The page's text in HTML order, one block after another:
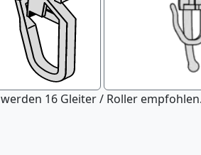
Für eine 1-läufige Garnitur der Länge 100 cm werden 16 Gleiter / Roller empfohlen.